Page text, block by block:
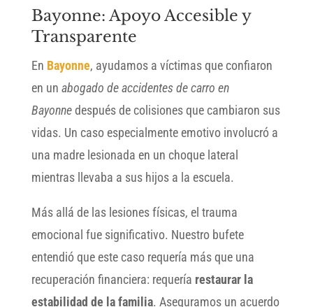
Bayonne: Apoyo Accesible y
Transparente
En Bayonne, ayudamos a víctimas que confiaron
en un abogado de accidentes de carro en
Bayonnedespués de colisiones que cambiaron sus
vidas. Un caso especialmente emotivo involucró a
una madre lesionada en un choque lateral
mientras llevaba a sus hijos a la escuela.
Más allá de las lesiones físicas, el trauma
emocional fue significativo. Nuestro bufete
entendió que este caso requería más que una
recuperación financiera: requería restaurar la
estabilidad de la familia. Aseguramos un acuerdo